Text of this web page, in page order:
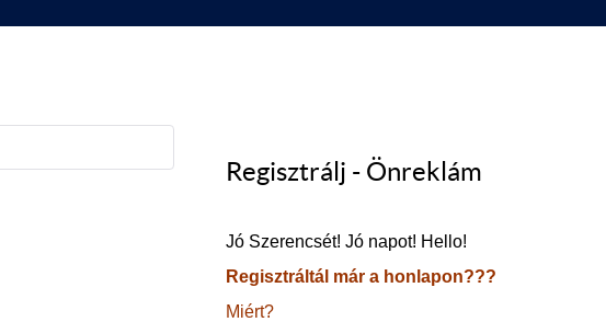
Regisztrálj - Önreklám
Jó Szerencsét! Jó napot! Hello!
Regisztráltál már a honlapon???
Miért?